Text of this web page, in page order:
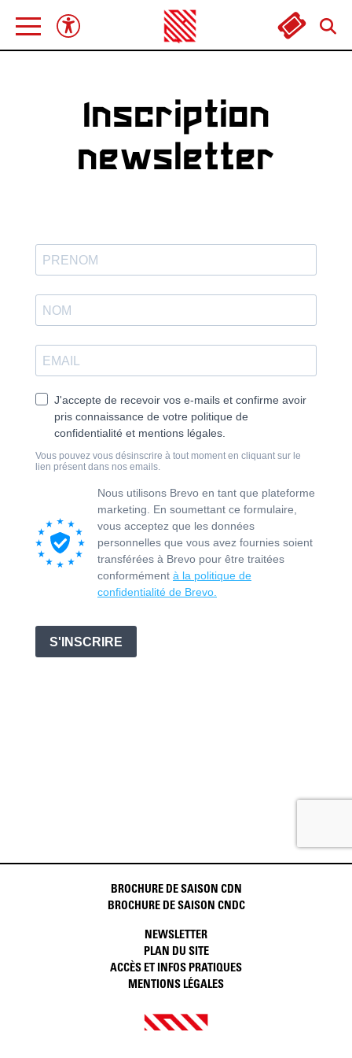
Inscription
newsletter
BROCHURE DE SAISON CDN
BROCHURE DE SAISON CNDC
NEWSLETTER
PLAN DU SITE
ACCÈS ET INFOS PRATIQUES
MENTIONS LÉGALES